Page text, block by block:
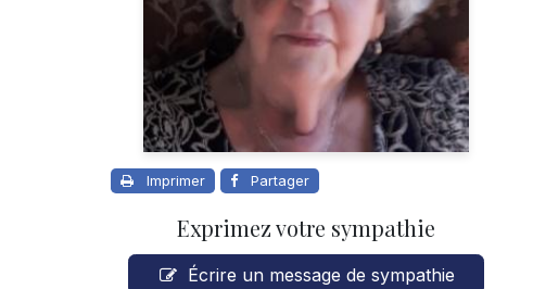
Imprimer Partager
Exprimez votre sympathie
Écrire un message de sympathie